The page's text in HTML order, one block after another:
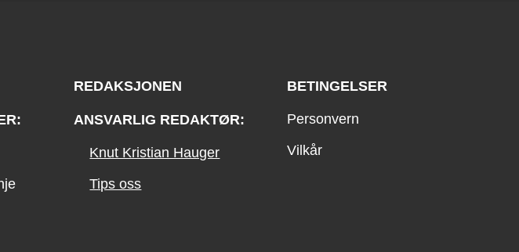
REDAKSJONEN
ANSVARLIG REDAKTØR:
Knut Kristian Hauger
Tips oss
BETINGELSER
Personvern
Vilkår